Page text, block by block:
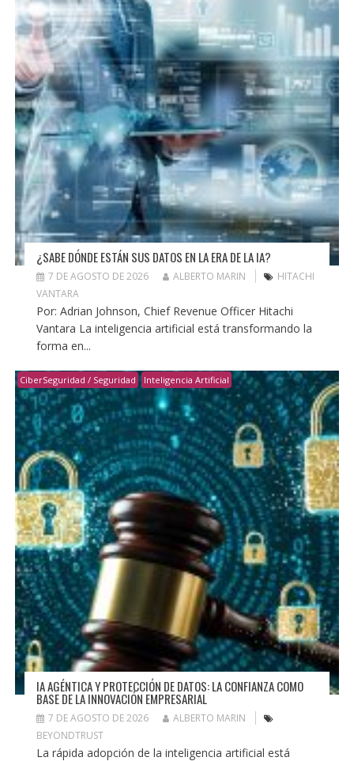
¿SABE DÓNDE ESTÁN SUS DATOS EN LA ERA DE LA IA?
7 DE AGOSTO DE 2026 ALBERTO MARIN
HITACHI
VANTARA
Por: Adrian Johnson, Chief Revenue Officer Hitachi
Vantara La inteligencia artificial está transformando la
forma en...
CiberSeguridad / Seguridad Inteligencia Artificial
IA AGÉNTICA Y PROTECCIÓN DE DATOS: LA CONFIANZA COMO
BASE DE LA INNOVACIÓN EMPRESARIAL
7 DE AGOSTO DE 2026
ALBERTO MARIN
BEYONDTRUST
La rápida adopción de la inteligencia artificial está